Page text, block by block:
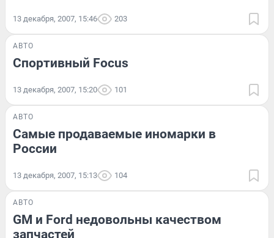
13 декабря, 2007, 15:46 203
АВТО
Спортивный Focus
13 декабря, 2007, 15:20 101
АВТО
Самые продаваемые иномарки в
России
13 декабря, 2007, 15:13 104
АВТО
GM и Ford недовольны качеством
запчастей